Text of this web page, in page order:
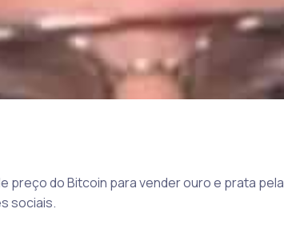
preço do Bitcoin para vender ouro e prata pela
sociais.